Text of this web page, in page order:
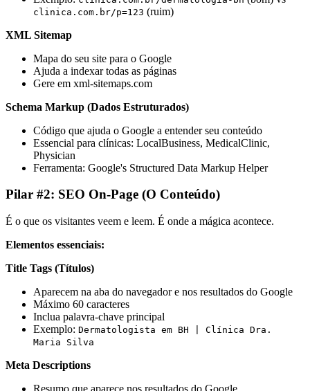
clinica.com.br/p=123 (ruim)
XML Sitemap
Mapa do seu site para o Google
Ajuda a indexar todas as páginas
Gere em xml-sitemaps.com
Schema Markup (Dados Estruturados)
Código que ajuda o Google a entender seu conteúdo
Essencial para clínicas: LocalBusiness, MedicalClinic,
Physician
Ferramenta: Google's Structured Data Markup Helper
Pilar #2: SEO On-Page (O Conteúdo)
É o que os visitantes veem e leem. É onde a mágica acontece.
Elementos essenciais:
Title Tags (Títulos)
Aparecem na aba do navegador e nos resultados do Google
Máximo 60 caracteres
Inclua palavra-chave principal
Exemplo: Dermatologista em BH | Clínica Dra.
Maria Silva
Meta Descriptions